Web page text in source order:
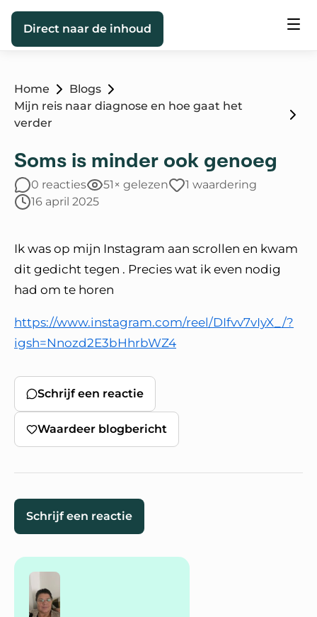
Direct naar de inhoud
Home
Blogs
Mijn reis naar diagnose en hoe gaat het
verder
Soms is minder ook genoeg
0 reacties 51× gelezen
1 waardering
16 april 2025
Ik was op mijn Instagram aan scrollen en kwam
dit gedicht tegen . Precies wat ik even nodig
had om te horen
https://www.instagram.com/reel/DIfvv7vIyX_/?
igsh=Nnozd2E3bHhrbWZ4
Schrijf een reactie
Waardeer blogbericht
Schrijf een reactie